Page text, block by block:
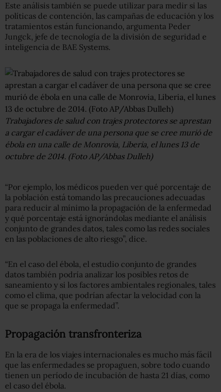
Este análisis también se puede utilizar para medir si las
políticas de contención, las campañas de educación y los
tratamientos están funcionando, argumenta Peder
Jungck, jefe de tecnología de la división de seguridad e
inteligencia de BAE Systems.
Trabajadores de salud con trajes protectores se aprestan
a cargar el cadáver de una persona que se cree murió de
ébola en una calle de Monrovia, Liberia, el lunes 13 de
octubre de 2014. (Foto AP/Abbas Dulleh)
“Por ejemplo, los médicos pueden ver qué porcentaje de
la población está tomando las precauciones adecuadas
para reducir al mínimo la propagación de la enfermedad
y qué porcentaje está ignorándolas mediante el análisis
conjunto de grandes datos, tales como las redes sociales
en las poblaciones de alto riesgo”, dice.
“En el caso del ébola, el estudio conjunto de grandes
datos también podría analizar los posibles retos de
saneamiento y si los factores ambientales regionales, tales
como el clima, que podrían afectar la velocidad con la
que se propaga la enfermedad”.
Propagación transfronteriza
En la era de los viajes internacionales es mucho más fácil
que las enfermedades se propaguen, sobre todo cuando
tienen un período de incubación de hasta 21 días, como
el caso del ébola.